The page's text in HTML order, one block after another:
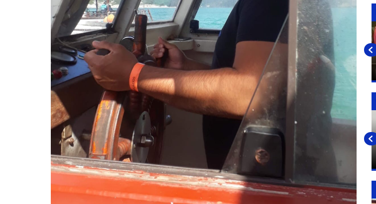
Dimas José Huca, de Artur
Nogueira, falece aos 54 anos
1º ChamaArtur reúne
capoeiristas de diferentes
cidades na Praça CEU das
Artes